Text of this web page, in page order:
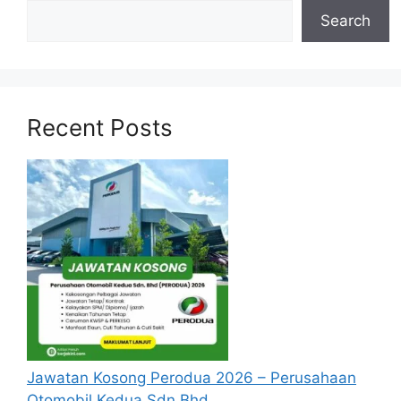
18 tahunpada
pada lampiran yang kami telah sediakan
Cara Memohon
Permohonan jawatan diatas hendaklah
melalui pautanPermohonan Online
boleh didapati melalui pautan yang telah
disediakan dibawah. Untuk pemohon kali
pertama, anda perlu mendaftar
akaun baru terlebih dahulu.
Calon dikehendaki memuat naik resume
Search
Recent Posts
Jawatan Kosong Perodua 2026 – Perusahaan